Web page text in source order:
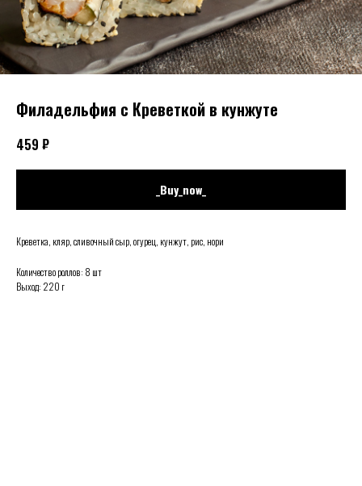
Филадельфия с Креветкой в кунжуте
459 ₽
_Buy_now_
Креветка, кляр, сливочный сыр, огурец, кунжут, рис, нори
Количество роллов: 8 шт
Выход: 220 г